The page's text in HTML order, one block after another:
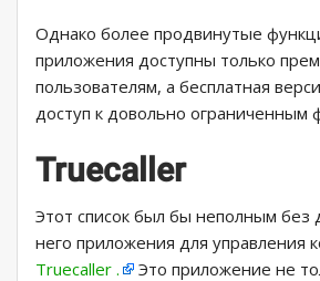
Однако более продвинутые
приложения доступны только
пользователям, а бесплатная
доступ к довольно ограниченным
Truecaller
Этот список был бы неполным без
него приложения для управления
Truecaller .
Это приложение не